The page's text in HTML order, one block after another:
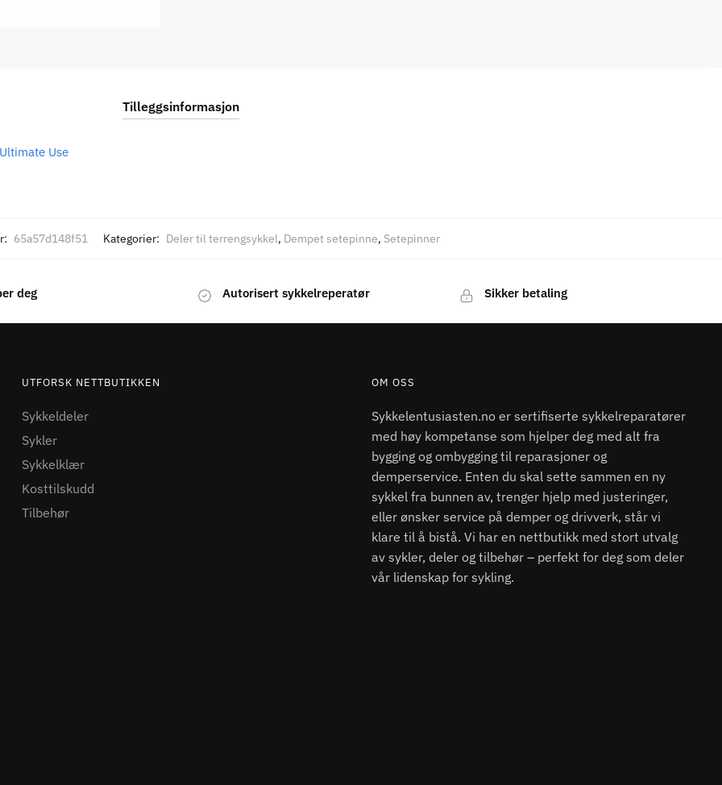
Tilleggsinformasjon
Ultimate Use
65a57d148f51 Kategorier: Deler til terrengsykkel, Dempet setepinne, Setepinner
deg Autorisert sykkelreperatør Sikker betaling
UTFORSK NETTBUTIKKEN
Sykkeldeler
Sykler
Sykkelklær
Kosttilskudd
Tilbehør
OM OSS
Sykkelentusiasten.no er sertifiserte sykkelreparatører
med høy kompetanse som hjelper deg med alt fra
bygging og ombygging til reparasjoner og
demperservice. Enten du skal sette sammen en ny
sykkel fra bunnen av, trenger hjelp med justeringer,
eller ønsker service på demper og drivverk, står vi
klare til å bistå. Vi har en nettbutikk med stort utvalg
av sykler, deler og tilbehør – perfekt for deg som deler
vår lidenskap for sykling.